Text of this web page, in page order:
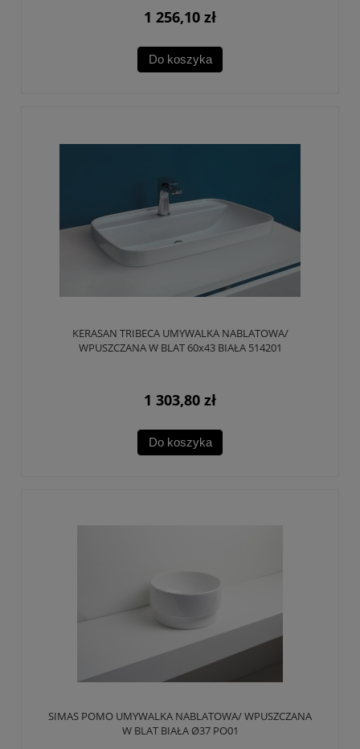
1 256,10 zł
Do koszyka
KERASAN TRIBECA UMYWALKA NABLATOWA/
WPUSZCZANA W BLAT 60x43 BIAŁA 514201
1 303,80 zł
Do koszyka
SIMAS POMO UMYWALKA NABLATOWA/ WPUSZCZANA
W BLAT BIAŁA Ø37 PO01